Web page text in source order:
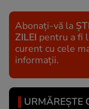
Abonați-vă la
ZILEI pentru a fi
curent cu cele
informații.
URMĂREȘTE